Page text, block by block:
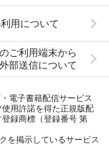
用について
ご利用端末から
部送信について
電子書籍配信サービス
用許諾を得た正規版配
録商標（登録番号 第
を掲示しているサービス